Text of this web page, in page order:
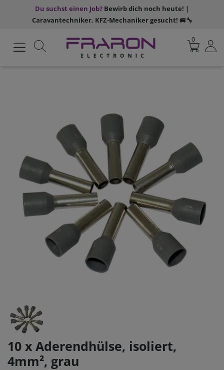
Du suchst einen Job? Bewirb dich noch heute! |
Caravantechniker, KFZ-Mechaniker gesucht! 🚐🔧
0
10 x Aderendhülse, isoliert,
4mm², grau